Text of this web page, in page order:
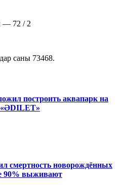
— 72 / 2
саны 73468.
построить аквапарк на
«ӘDILET»
смертность новорождённых
90% выживают